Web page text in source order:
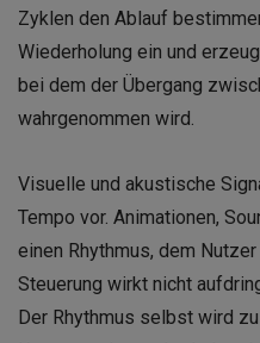
Zyklen den Ablauf
Wiederholung ein und
bei dem der Übergang
wahrgenommen wird.
Visuelle und akustische
Tempo vor. Animationen,
einen Rhythmus, dem
Steuerung wirkt nicht
Der Rhythmus selbst wird